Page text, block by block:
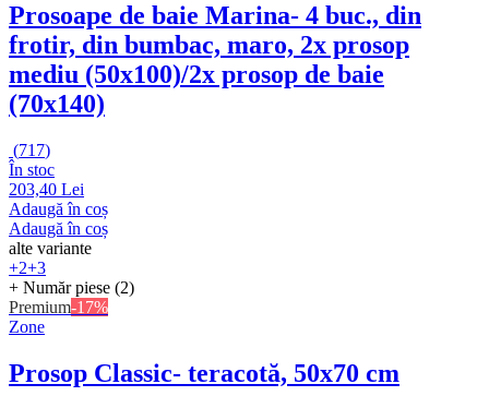
Prosoape de baie Marina- 4 buc., din
frotir, din bumbac, maro, 2x prosop
mediu (50x100)/2x prosop de baie
(70x140)
(717)
În stoc
203,40 Lei
Adaugă în coș
Adaugă în coș
alte variante
+2+3
+ Număr piese (2)
Premium-17%
Zone
Prosop Classic- teracotă, 50x70 cm